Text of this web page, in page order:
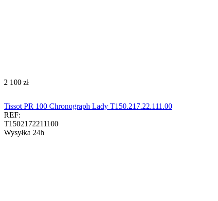
‍2 100‍ zł
Tissot PR 100 Chronograph Lady T150.217.22.111.00
REF:
T1502172211100
Wysyłka 24h